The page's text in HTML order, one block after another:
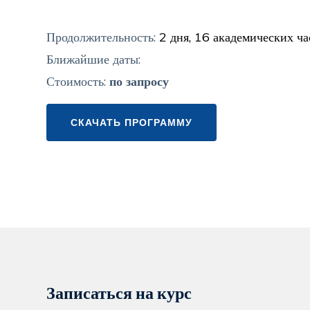
Продолжительность:2 дня, 16 академических
Ближайшие даты:
Стоимость:по запросу
СКАЧАТЬ ПРОГРАММУ
Записаться на курс